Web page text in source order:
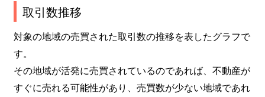
取引数推移
対象の地域の売買された取引数の推移を表したグラフで
す。
その地域が活発に売買されているのであれば、不動産が
すぐに売れる可能性があり、売買数が少ない地域であれ